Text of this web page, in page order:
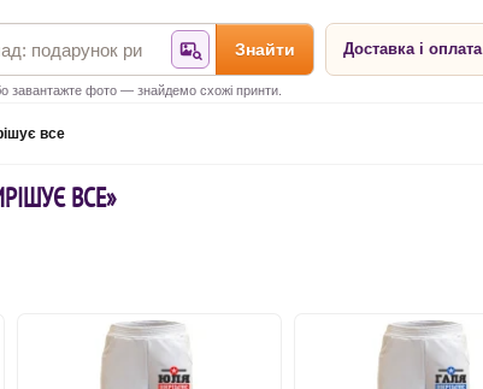
Знайти за фотографією
Знайти
завантажте фото — знайдемо схожі принти.
Доставка і оплата
все
ВСЕ»